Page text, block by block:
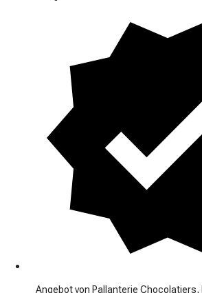
Angebot von Pallanterie Chocolatiers,